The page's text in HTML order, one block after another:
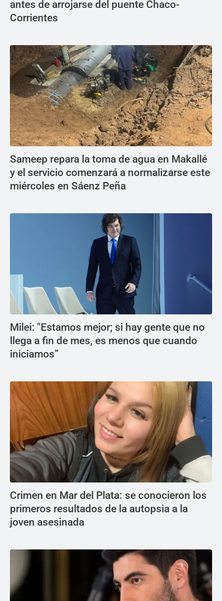
antes de arrojarse del puente Chaco-
Corrientes
Sameep repara la toma de agua en Makallé
y el servicio comenzará a normalizarse este
miércoles en Sáenz Peña
Milei: "Estamos mejor; si hay gente que no
llega a fin de mes, es menos que cuando
iniciamos”
Crimen en Mar del Plata: se conocieron los
primeros resultados de la autopsia a la
joven asesinada